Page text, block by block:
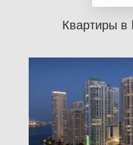
Квартиры в